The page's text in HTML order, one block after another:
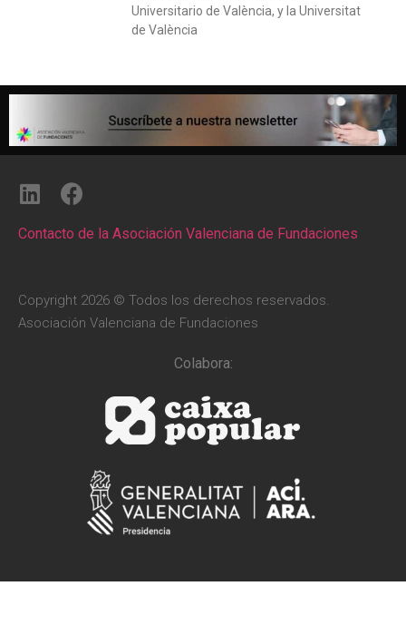
Universitario de València, y la Universitat
de València
Contacto de la Asociación Valenciana de Fundaciones
Copyright 2026 © Todos los derechos reservados.
Asociación Valenciana de Fundaciones
Colabora: